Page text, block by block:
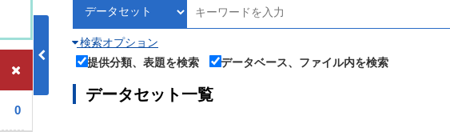
0
検索オプション
提供分類、表題を検索
データベース、ファイル内を検索
データセット一覧